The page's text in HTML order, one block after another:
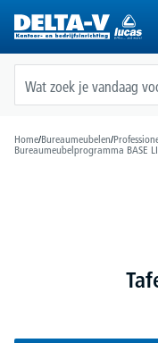
Home/Bureaumeubelen/
Bureaumeubelprogramma BASE